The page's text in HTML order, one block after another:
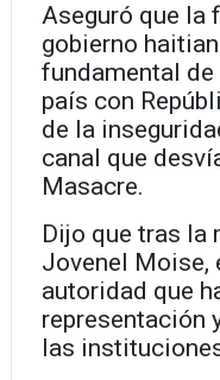
Aseguró que la
gobierno
fundamental
país con
de la
canal que
Masacre.
Dijo que tras la
Jovenel Moise,
autoridad que
representación
las